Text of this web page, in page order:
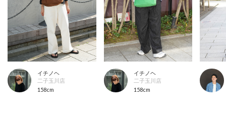
イチノヘ
二子玉川店
158cm
イチノヘ
二子玉川店
158cm